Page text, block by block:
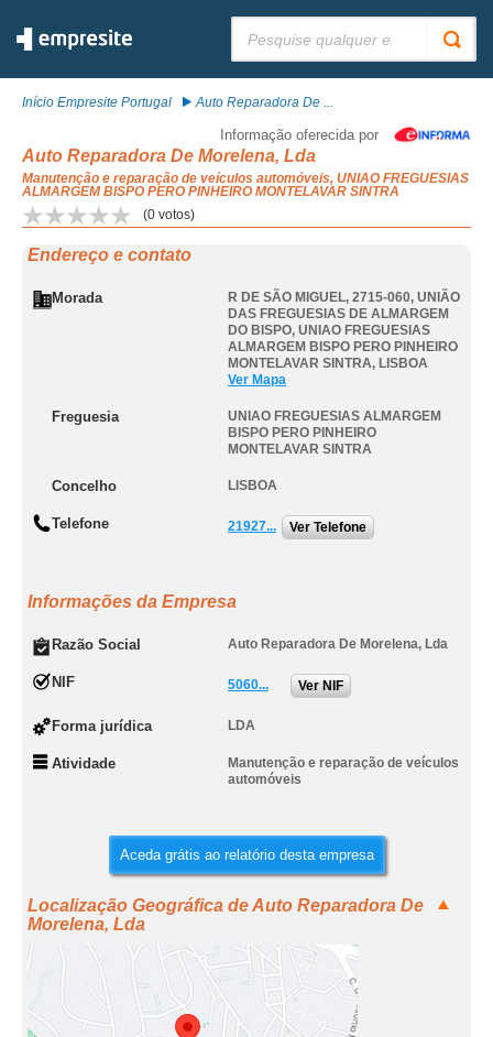
Início Empresite Portugal Auto Reparadora De ...
Informação oferecida por
Auto Reparadora De Morelena, Lda
Manutenção e reparação de veículos automóveis, UNIAO FREGUESIAS
ALMARGEM BISPO PERO PINHEIRO MONTELAVAR SINTRA
(0 votos)
Endereço e contato
Morada
R DE SÃO MIGUEL, 2715-060, UNIÃO
DAS FREGUESIAS DE ALMARGEM
DO BISPO, UNIAO FREGUESIAS
ALMARGEM BISPO PERO PINHEIRO
MONTELAVAR SINTRA, LISBOA
Ver Mapa
Freguesia
UNIAO FREGUESIAS ALMARGEM
BISPO PERO PINHEIRO
MONTELAVAR SINTRA
Concelho LISBOA
Telefone 21927... Ver Telefone
Informações da Empresa
Razão Social Auto Reparadora De Morelena, Lda
NIF 5060... Ver NIF
Forma jurídica LDA
Atividade
Manutenção e reparação de veículos
automóveis
Aceda grátis ao relatório desta empresa
Localização Geográfica de Auto Reparadora De
Morelena, Lda